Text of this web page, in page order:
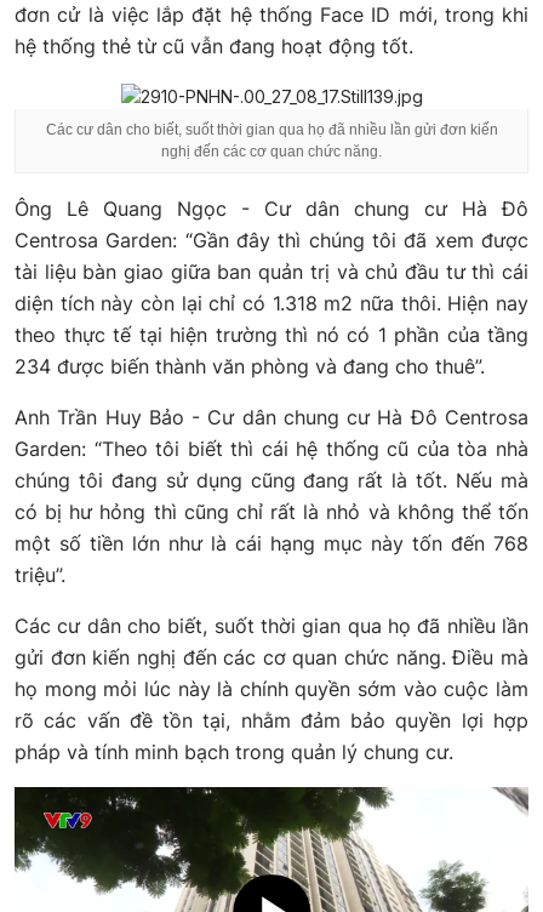
đơn cử là việc lắp đặt hệ thống Face ID mới, trong khi
hệ thống thẻ từ cũ vẫn đang hoạt động tốt.
Các cư dân cho biết, suốt thời gian qua họ đã nhiều lần gửi đơn kiến
nghị đến các cơ quan chức năng.
Ông Lê Quang Ngọc - Cư dân chung cư Hà Đô
Centrosa Garden: “Gần đây thì chúng tôi đã xem được
tài liệu bàn giao giữa ban quản trị và chủ đầu tư thì cái
diện tích này còn lại chỉ có 1.318 m2 nữa thôi. Hiện nay
theo thực tế tại hiện trường thì nó có 1 phần của tầng
234 được biến thành văn phòng và đang cho thuê”.
Anh Trần Huy Bảo - Cư dân chung cư Hà Đô Centrosa
Garden: “Theo tôi biết thì cái hệ thống cũ của tòa nhà
chúng tôi đang sử dụng cũng đang rất là tốt. Nếu mà
có bị hư hỏng thì cũng chỉ rất là nhỏ và không thể tốn
một số tiền lớn như là cái hạng mục này tốn đến 768
triệu”.
Các cư dân cho biết, suốt thời gian qua họ đã nhiều lần
gửi đơn kiến nghị đến các cơ quan chức năng. Điều mà
họ mong mỏi lúc này là chính quyền sớm vào cuộc làm
rõ các vấn đề tồn tại, nhằm đảm bảo quyền lợi hợp
pháp và tính minh bạch trong quản lý chung cư.